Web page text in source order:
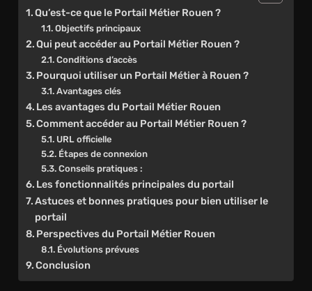
Qu’est-ce que le Portail Métier Rouen ?
Objectifs principaux
Qui peut accéder au Portail Métier Rouen ?
Conditions d’accès
Pourquoi utiliser un Portail Métier à Rouen ?
Avantages clés
Les avantages du Portail Métier Rouen
Comment accéder au Portail Métier Rouen ?
URL officielle
Étapes de connexion
Conseils pratiques :
Les fonctionnalités principales du portail
Astuces et bonnes pratiques pour bien utiliser le
portail
Perspectives du Portail Métier Rouen
Évolutions prévues
Conclusion